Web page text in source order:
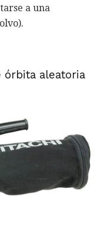
a una
órbita aleatoria